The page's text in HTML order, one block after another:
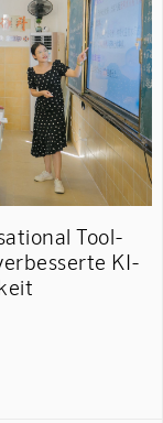
Tool-
KI-